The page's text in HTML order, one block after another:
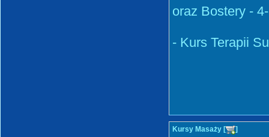
oraz Bostery -
- Kurs Terapii
Kursy Masaży [ ]